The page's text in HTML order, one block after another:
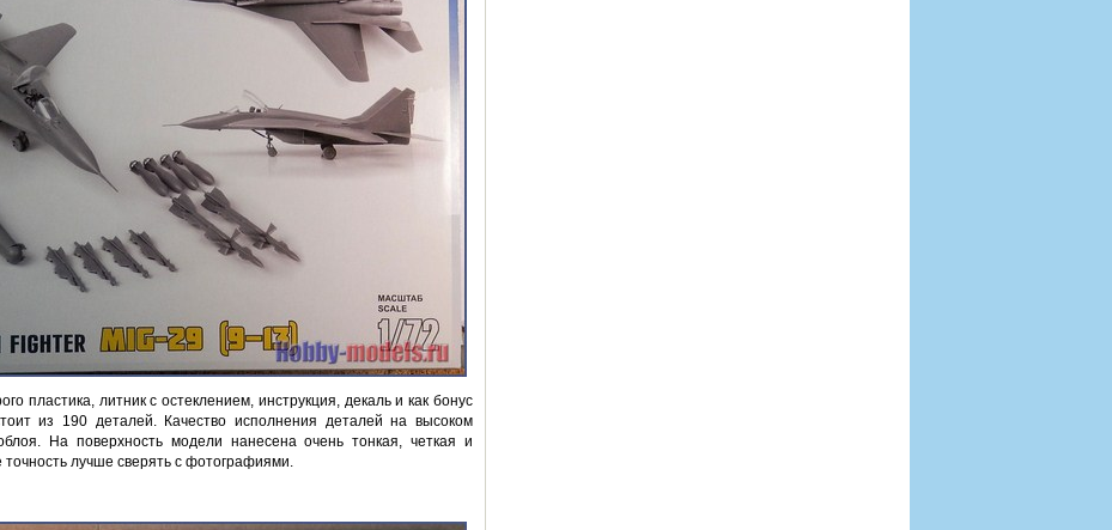
пластика, литник с остеклением, инструкция, декаль и как бонус
из 190 деталей. Качество исполнения деталей на высоком
На поверхность модели нанесена очень тонкая, четкая и
точность лучше сверять с фотографиями.